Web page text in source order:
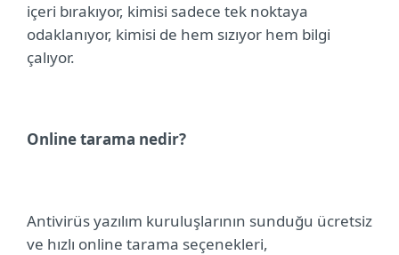
içeri bırakıyor, kimisi sadece tek noktaya
odaklanıyor, kimisi de hem sızıyor hem bilgi
çalıyor.
Online tarama nedir?
Antivirüs yazılım kuruluşlarının sunduğu ücretsiz
ve hızlı online tarama seçenekleri,